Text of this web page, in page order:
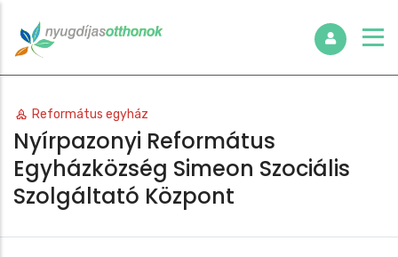
Református egyház
Nyírpazonyi Református
Egyházközség Simeon Szociális
Szolgáltató Központ